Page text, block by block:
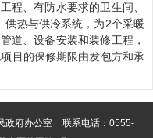
程、有防水要求的卫生间、
供热与供冷系统，为2个采暖
道、设备安装和装修工程，
目的保修期限由发包方和承
政府办公室
联系电话：0555-